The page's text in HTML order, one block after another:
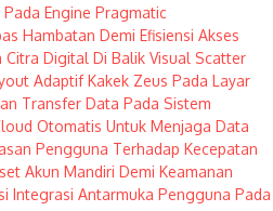
Engine Pragmatic
Hambatan Demi Efisiensi Akses
Digital Di Balik Visual Scatter
Adaptif Kakek Zeus Pada Layar
Transfer Data Pada Sistem
Otomatis Untuk Menjaga Data
Pengguna Terhadap Kecepatan
Akun Mandiri Demi Keamanan
Integrasi Antarmuka Pengguna Pada